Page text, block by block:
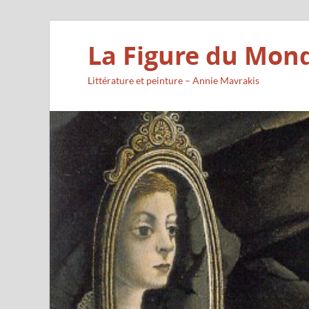
La Figure du
Littérature et peinture – Annie Mavrakis